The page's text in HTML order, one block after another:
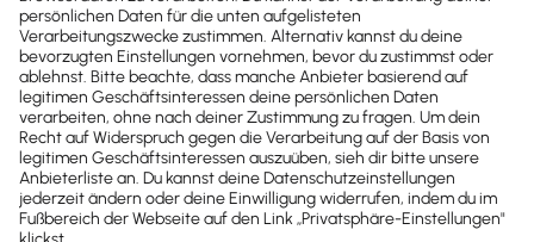
Newsletter
Brandheiße
News direkt in
dein Postfach